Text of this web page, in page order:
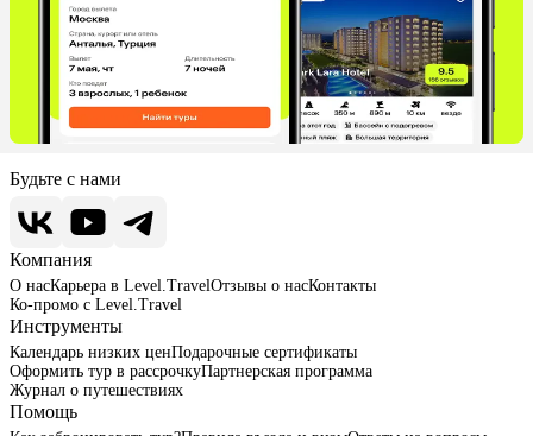
Будьте с нами
Компания
О насКарьера в Level.TravelОтзывы о насКонтакты
Ко-промо с Level.Travel
Инструменты
Календарь низких ценПодарочные сертификаты
Оформить тур в рассрочкуПартнерская программа
Журнал о путешествиях
Помощь